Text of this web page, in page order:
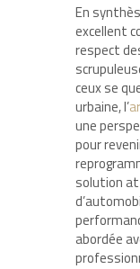
En
excellent
respect
ceux se
urbaine, l’
une
pour
solution
abordée